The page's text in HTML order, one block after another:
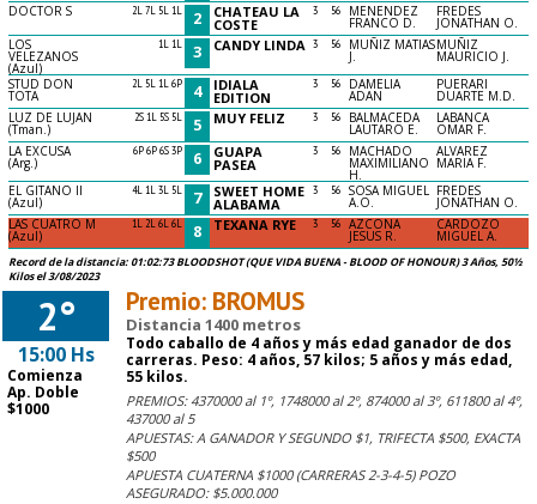
DOCTOR S
2L 7L 5L 1L 2 CHATEAU LA
COSTE
3 56 MENENDEZ
FRANCO D.
FREDES
JONATHAN O.
LOS
VELEZANOS
(Azul)
1L 1L 3 CANDY LINDA 3 56 MUÑIZ MATIAS
J.
MUÑIZ
MAURICIO J.
STUD DON
TOTA
2L 5L 1L 6P 4 IDIALA
EDITION
3 56 DAMELIA
ADAN
PUERARI
DUARTE M.D.
LUZ DE LUJAN
(Tman.)
2S 1L 5S 5L 5 MUY FELIZ 3 56 BALMACEDA
LAUTARO E.
LABANCA
OMAR F.
LA EXCUSA
(Arg.)
6P 6P 6S 3P 6 GUAPA
PASEA
3 56 MACHADO
MAXIMILIANO
H.
ALVAREZ
MARIA F.
EL GITANO II
(Azul)
4L 1L 3L 5L 7 SWEET HOME
ALABAMA
3 56 SOSA MIGUEL
A.O.
FREDES
JONATHAN O.
LAS CUATRO M
(Azul)
1L 2L 6L 6L 8 TEXANA RYE 3 56 AZCONA
JESUS R.
CARDOZO
MIGUEL A.
Record de la distancia: 01:02:73 BLOODSHOT (QUE VIDA BUENA - BLOOD OF HONOUR) 3 Años, 50½
Kilos el 3/08/2023
2°
15:00 Hs
Comienza
Ap. Doble
$1000
Premio: BROMUS
Distancia 1400 metros
Todo caballo de 4 años y más edad ganador de dos
carreras. Peso: 4 años, 57 kilos; 5 años y más edad,
55 kilos.
PREMIOS: 4370000 al 1º, 1748000 al 2º, 874000 al 3º, 611800 al 4º,
437000 al 5
APUESTAS: A GANADOR Y SEGUNDO $1, TRIFECTA $500, EXACTA
$500
APUESTA CUATERNA $1000 (CARRERAS 2-3-4-5) POZO
ASEGURADO: $5.000.000